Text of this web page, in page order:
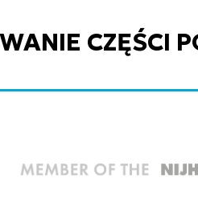
CZĘŚCI